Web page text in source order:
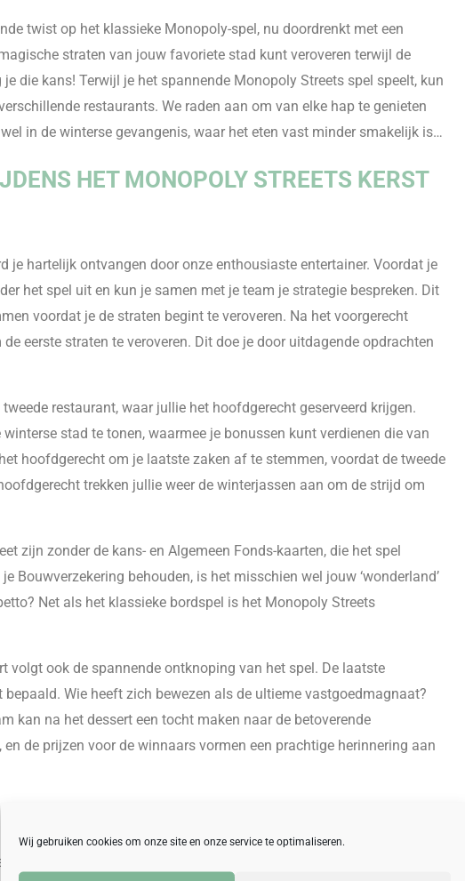
Wij gebruiken cookies om onze site en onze service te optimaliseren.
twist op het klassieke Monopoly-spel, nu doordrenkt met een
straten van jouw favoriete stad kunt veroveren terwijl de
die kans! Terwijl je het spannende Monopoly Streets spel speelt, kun
restaurants. We raden aan om van elke hap te genieten
in de winterse gevangenis, waar het eten vast minder smakelijk is…
HET MONOPOLY STREETS KERST
je hartelijk ontvangen door onze enthousiaste entertainer. Voordat je
het spel uit en kun je samen met je team je strategie bespreken. Dit
voordat je de straten begint te veroveren. Na het voorgerecht
eerste straten te veroveren. Dit doe je door uitdagende opdrachten
restaurant, waar jullie het hoofdgerecht geserveerd krijgen.
stad te tonen, waarmee je bonussen kunt verdienen die van
hoofdgerecht om je laatste zaken af te stemmen, voordat de tweede
trekken jullie weer de winterjassen aan om de strijd om
zijn zonder de kans- en Algemeen Fonds-kaarten, die het spel
Bouwverzekering behouden, is het misschien wel jouw ‘wonderland’
Net als het klassieke bordspel is het Monopoly Streets
volgt ook de spannende ontknoping van het spel. De laatste
Wie heeft zich bewezen als de ultieme vastgoedmagnaat?
kan na het dessert een tocht maken naar de betoverende
de prijzen voor de winnaars vormen een prachtige herinnering aan
als teamuitje met diner, maar kan ook zonder diner worden